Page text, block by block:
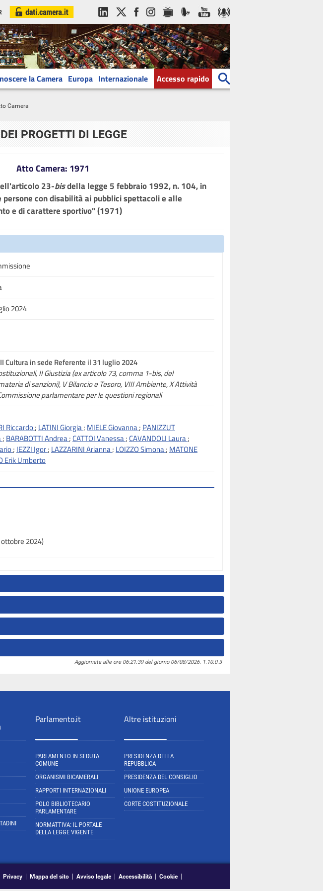
la Camera Europa Internazionale Accesso rapido
Camera
PROGETTI DI LEGGE
Atto Camera: 1971
23-bisdella legge 5 febbraio 1992, n. 104, in
con disabilità ai pubblici spettacoli e alle
e di carattere sportivo" (1971)
2024
Cultura in sede Referente il 31 luglio 2024
II Giustizia (ex articolo 73, comma 1-bis, del
di sanzioni), V Bilancio e Tesoro, VIII Ambiente, X Attività
parlamentare per le questioni regionali
Riccardo; LATINI Giorgia; MIELE Giovanna; PANIZZUT
; BARABOTTI Andrea; CATTOI Vanessa; CAVANDOLI Laura;
; IEZZI Igor; LAZZARINI Arianna; LOIZZO Simona; MATONE
Erik Umberto
2024)
Aggiornata alle ore 06:21:39 del giorno 06/08/2026. 1.10.0.3
Parlamento.it
PARLAMENTO IN SEDUTA
COMUNE
ORGANISMI BICAMERALI
RAPPORTI INTERNAZIONALI
POLO BIBLIOTECARIO
PARLAMENTARE
NORMATTIVA: IL PORTALE
DELLA LEGGE VIGENTE
Altre istituzioni
PRESIDENZA DELLA
REPUBBLICA
PRESIDENZA DEL CONSIGLIO
UNIONE EUROPEA
CORTE COSTITUZIONALE
Privacy Mappa del sito Avviso legale Accessibilità Cookie